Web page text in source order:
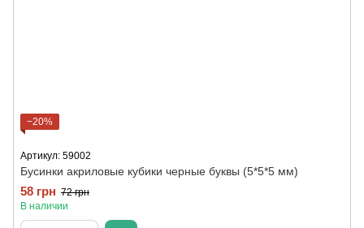
−20%
Артикул: 59002
Бусинки акриловые кубики черные буквы (5*5*5 мм)
58 грн 72 грн
В наличии